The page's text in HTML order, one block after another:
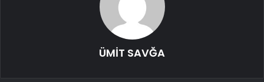
ÜMİT SAVĞA